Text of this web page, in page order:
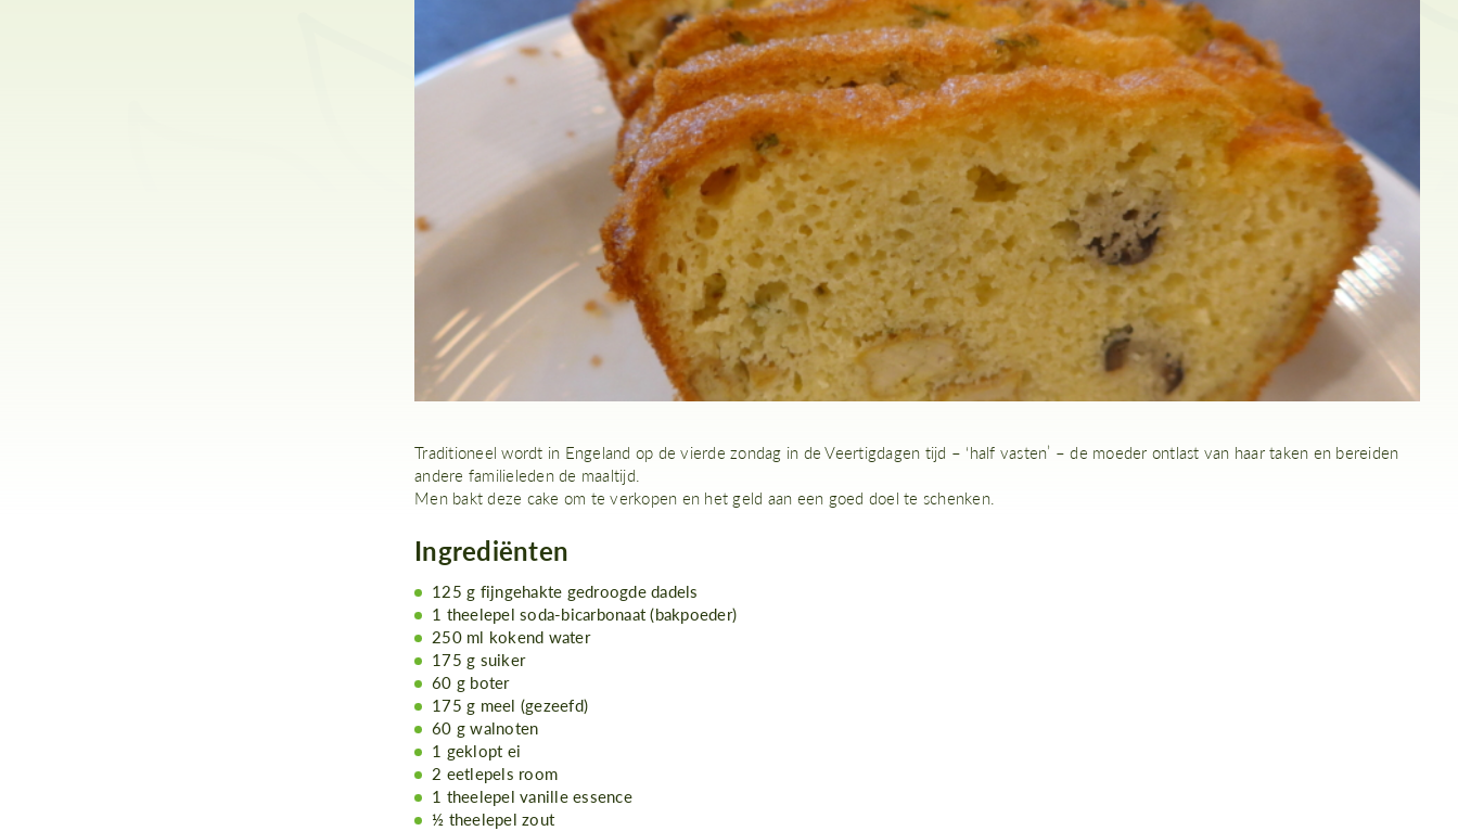
Traditioneel wordt in Engeland op de vierde zondag in de Veertigdagen tijd – ‘half vasten’ – de moeder ontlast van haar taken en bereiden
andere familieleden de maaltijd.
Men bakt deze cake om te verkopen en het geld aan een goed doel te schenken.
Ingrediënten
125 g fijngehakte gedroogde dadels
1 theelepel soda-bicarbonaat (bakpoeder)
250 ml kokend water
175 g suiker
60 g boter
175 g meel (gezeefd)
60 g walnoten
1 geklopt ei
2 eetlepels room
1 theelepel vanille essence
½ theelepel zout